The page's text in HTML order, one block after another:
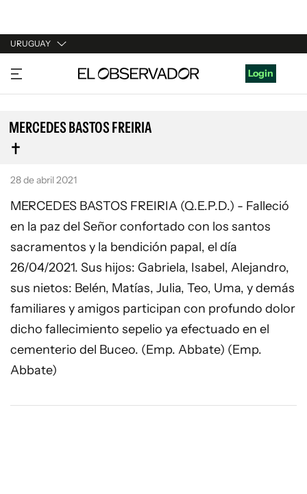
URUGUAY
URUGUAY
ARGENTINA
ESPAÑA
ESTADOS UNIDOS
Login
MERCEDES BASTOS FREIRIA
28 de abril 2021
MERCEDES BASTOS FREIRIA (Q.E.P.D.) - Falleció
en la paz del Señor confortado con los santos
sacramentos y la bendición papal, el día
26/04/2021. Sus hijos: Gabriela, Isabel, Alejandro,
sus nietos: Belén, Matías, Julia, Teo, Uma, y demás
familiares y amigos participan con profundo dolor
dicho fallecimiento sepelio ya efectuado en el
cementerio del Buceo. (Emp. Abbate) (Emp.
Abbate)